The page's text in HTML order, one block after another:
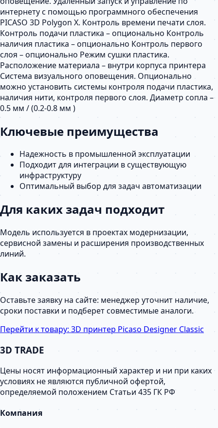
интернету с помощью программного обеспечения
PICASO 3D Polygon X. Контроль времени печати слоя.
Контроль подачи пластика – опционально Контроль
наличия пластика – опционально Контроль первого
слоя – опционально Режим сушки пластика.
Расположение материала – внутри корпуса принтера
Система визуального оповещения. Опционально
можно установить системы контроля подачи пластика,
наличия нити, контроля первого слоя. Диаметр сопла –
0.5 мм / (0.2-0.8 мм )
Ключевые преимущества
Надежность в промышленной эксплуатации
Подходит для интеграции в существующую
инфраструктуру
Оптимальный выбор для задач автоматизации
Для каких задач подходит
Модель используется в проектах модернизации,
сервисной замены и расширения производственных
линий.
Как заказать
Оставьте заявку на сайте: менеджер уточнит наличие,
сроки поставки и подберет совместимые аналоги.
Перейти к товару: 3D принтер Picaso Designer Classic
3D TRADE
Цены носят информационный характер и ни при каких
условиях не являются публичной офертой,
определяемой положением Статьи 435 ГК РФ
Компания